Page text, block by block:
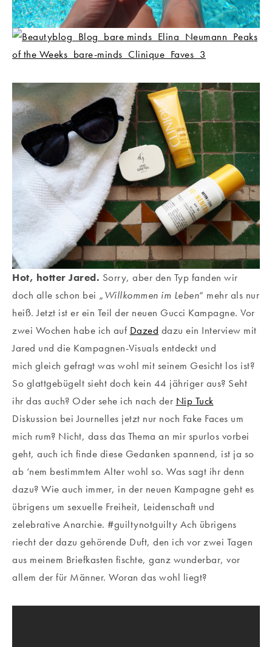
Hot, hotter Jared. Sorry, aber den Typ fanden wir
doch alle schon bei „Willkommen im Leben“ mehr als nur
heiß. Jetzt ist er ein Teil der neuen Gucci Kampagne. Vor
zwei Wochen habe ich auf Dazed dazu ein Interview mit
Jared und die Kampagnen-Visuals entdeckt und
mich gleich gefragt was wohl mit seinem Gesicht los ist?
So glattgebügelt sieht doch kein 44 jähriger aus? Seht
ihr das auch? Oder sehe ich nach der Nip Tuck
Diskussion bei Journelles jetzt nur noch Fake Faces um
mich rum? Nicht, dass das Thema an mir spurlos vorbei
geht, auch ich finde diese Gedanken spannend, ist ja so
ab ‘nem bestimmtem Alter wohl so. Was sagt ihr denn
dazu? Wie auch immer, in der neuen Kampagne geht es
übrigens um sexuelle Freiheit, Leidenschaft und
zelebrative Anarchie. #guiltynotguilty Ach übrigens
riecht der dazu gehörende Duft, den ich vor zwei Tagen
aus meinem Briefkasten fischte, ganz wunderbar, vor
allem der für Männer. Woran das wohl liegt?